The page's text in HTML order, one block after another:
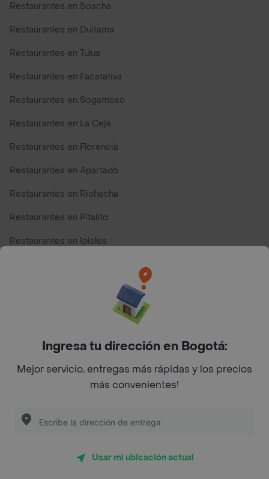
Restaurantes en Soacha
Restaurantes en Duitama
Restaurantes en Tulua
Restaurantes en Facatativa
Restaurantes en Sogamoso
Restaurantes en La Ceja
Restaurantes en Florencia
Restaurantes en Apartado
Restaurantes en Riohacha
Restaurantes en Pitalito
Restaurantes en Ipiales
Top Marcas y Cadenas de Restaurantes
Encuéntranos en estos países
App Store Google play
Restaurantes cerca de mi para pedir Comida a Domicilio -
Ingresa tu dirección en Bogotá:
Mejor servicio, entregas más rápidas y los precios
más convenientes!
Usar mi ubicación actual